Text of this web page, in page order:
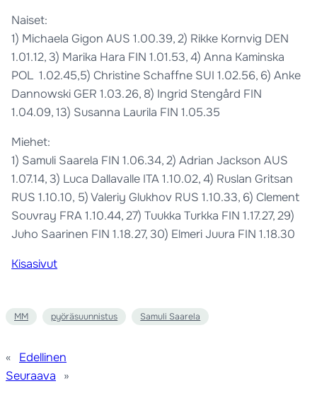
Naiset:
1) Michaela Gigon AUS 1.00.39, 2) Rikke Kornvig DEN
1.01.12, 3) Marika Hara FIN 1.01.53, 4) Anna Kaminska
POL 1.02.45,5) Christine Schaffne SUI 1.02.56, 6) Anke
Dannowski GER 1.03.26, 8) Ingrid Stengård FIN
1.04.09, 13) Susanna Laurila FIN 1.05.35
Miehet:
1) Samuli Saarela FIN 1.06.34, 2) Adrian Jackson AUS
1.07.14, 3) Luca Dallavalle ITA 1.10.02, 4) Ruslan Gritsan
RUS 1.10.10, 5) Valeriy Glukhov RUS 1.10.33, 6) Clement
Souvray FRA 1.10.44, 27) Tuukka Turkka FIN 1.17.27, 29)
Juho Saarinen FIN 1.18.27, 30) Elmeri Juura FIN 1.18.30
Kisasivut
MM pyöräsuunnistus Samuli Saarela
«
Edellinen
Seuraava
»